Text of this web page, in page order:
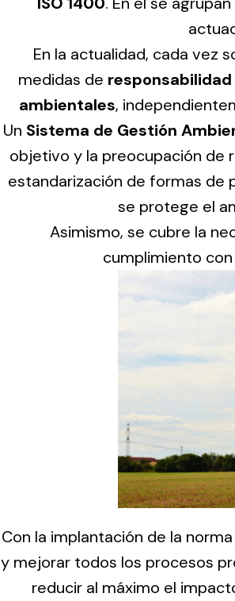
eléctrico.
Lighting and
Electrical
Equipment
Complete
solutions in
lighting and
electrical
and need
En la actualidad, cada vez
medidas de responsabilidad
ambientales,
Un Sistema de Gestión
objetivo y la preocupación de
estandarización de formas de
se protege el
Asimismo, se cubre la
cumplimiento
Con la implantación de la
y mejorar todos los procesos
reducir al máximo el